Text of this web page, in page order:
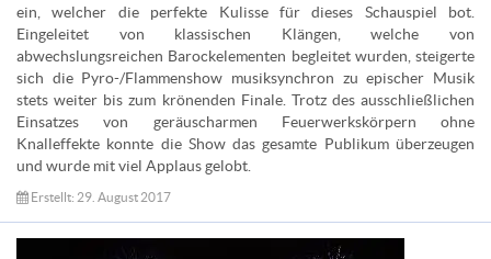
ein, welcher die perfekte Kulisse für dieses Schauspiel bot.
Eingeleitet von klassischen Klängen, welche von
abwechslungsreichen Barockelementen begleitet wurden, steigerte
sich die Pyro-/Flammenshow musiksynchron zu epischer Musik
stets weiter bis zum krönenden Finale. Trotz des ausschließlichen
Einsatzes von geräuscharmen Feuerwerkskörpern ohne
Knalleffekte konnte die Show das gesamte Publikum überzeugen
und wurde mit viel Applaus gelobt.
Erstellt: 29. August 2017